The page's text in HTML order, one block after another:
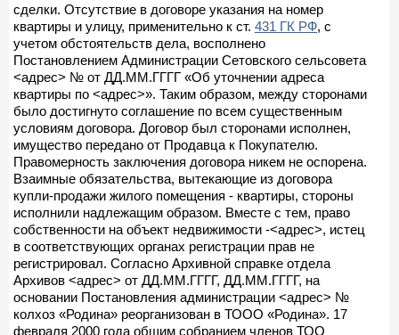
сделки. Отсутствие в договоре указания на номер
квартиры и улицу, применительно к ст. 431 ГК РФ, с
учетом обстоятельств дела, восполнено
Постановлением Администрации Сетовского сельсовета
<адрес> № от ДД.ММ.ГГГГ «Об уточнении адреса
квартиры по <адрес>». Таким образом, между сторонами
было достигнуто соглашение по всем существенным
условиям договора. Договор был сторонами исполнен,
имущество передано от Продавца к Покупателю.
Правомерность заключения договора никем не оспорена.
Взаимные обязательства, вытекающие из договора
купли-продажи жилого помещения - квартиры, стороны
исполнили надлежащим образом. Вместе с тем, право
собственности на объект недвижимости -<адрес>, истец
в соответствующих органах регистрации прав не
регистрировал. Согласно Архивной справке отдела
Архивов <адрес> от ДД.ММ.ГГГГ, ДД.ММ.ГГГГ, на
основании Постановления администрации <адрес> №
колхоз «Родина» реорганизован в ТООО «Родина». 17
февраля 2000 года общим собранием членов ТОО